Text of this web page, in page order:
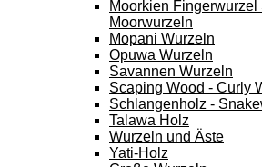
Moorkien Fingerwurzel
Moorwurzeln
Mopani Wurzeln
Opuwa Wurzeln
Savannen Wurzeln
Scaping Wood - Curly
Schlangenholz -
Talawa Holz
Wurzeln und Äste
Yati-Holz